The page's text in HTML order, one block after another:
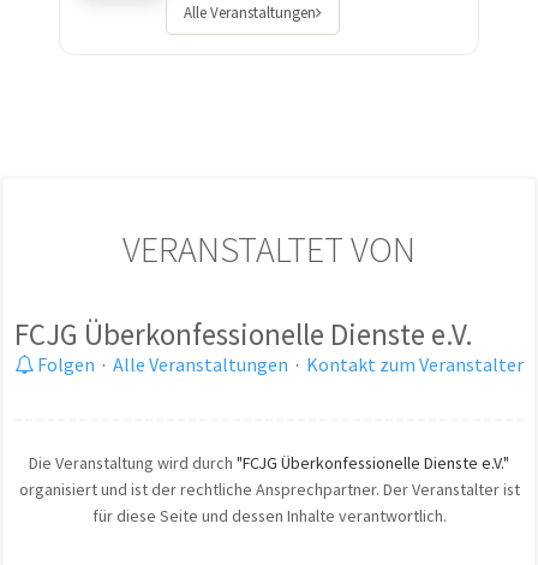
Alle Veranstaltungen
VERANSTALTET VON
FCJG Überkonfessionelle Dienste e.V.
Folgen · Alle Veranstaltungen · Kontakt zum Veranstalter
Die Veranstaltung wird durch "FCJG Überkonfessionelle Dienste e.V."
organisiert und ist der rechtliche Ansprechpartner. Der Veranstalter ist
für diese Seite und dessen Inhalte verantwortlich.